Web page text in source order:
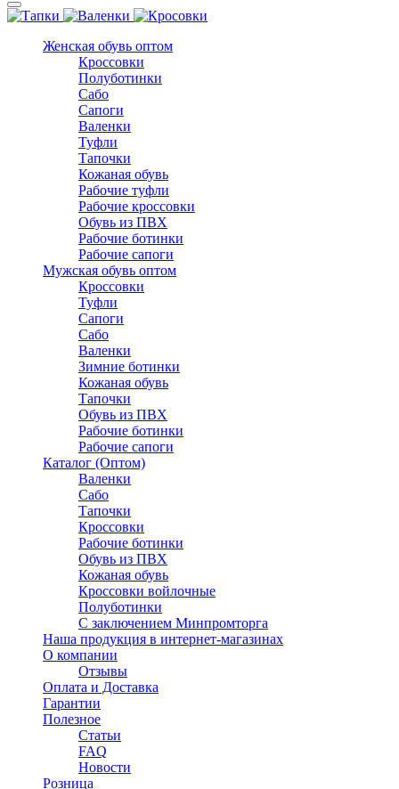
Женская обувь оптом
Кроссовки
Полуботинки
Сабо
Сапоги
Валенки
Туфли
Тапочки
Кожаная обувь
Рабочие туфли
Рабочие кроссовки
Обувь из ПВХ
Рабочие ботинки
Рабочие сапоги
Мужская обувь оптом
Кроссовки
Туфли
Сапоги
Сабо
Валенки
Зимние ботинки
Кожаная обувь
Тапочки
Обувь из ПВХ
Рабочие ботинки
Рабочие сапоги
Каталог (Оптом)
Валенки
Сабо
Тапочки
Кроссовки
Рабочие ботинки
Обувь из ПВХ
Кожаная обувь
Кроссовки войлочные
Полуботинки
C заключением Минпромторга
Наша продукция в интернет-магазинах
О компании
Отзывы
Оплата и Доставка
Гарантии
Полезное
Статьи
FAQ
Новости
Розница